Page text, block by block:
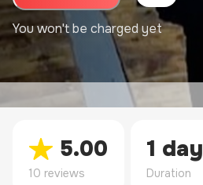
You won't be charged yet
5.00
10 reviews
1 day
Duration